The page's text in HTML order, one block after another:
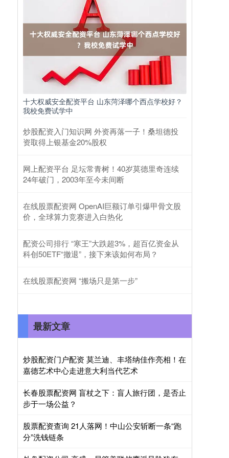
十大权威安全配资平台 山东菏泽哪个西点学校好？
我校免费试学中
炒股配资入门知识网 外资再落一子！桑坦德投
资取得上银基金20%股权
网上配资平台 足坛常青树！40岁莫德里奇连续
24年破门，2003年至今未间断
在线股票配资网 OpenAI巨额订单引爆甲骨文股
价，全球算力竞赛进入白热化
配资公司排行 “寒王”大跌超3%，超百亿资金从
科创50ETF“撤退”，接下来该如何布局？
在线股票配资网 “搬场只是第一步”
最新文章
炒股配资门户配资 莫兰迪、丰塔纳佳作亮相！在
嘉德艺术中心走进意大利当代艺术
长春股票配资网 盲杖之下：盲人旅行团，是否止
步于一场公益？
股票配资查询 21人落网！中山公安斩断一条“跑
分”洗钱链条